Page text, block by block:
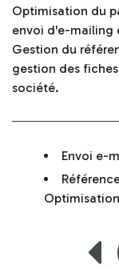
Optimisation du
envoi d'e-mailing
Gestion du
gestion des
société.
Envoi e-